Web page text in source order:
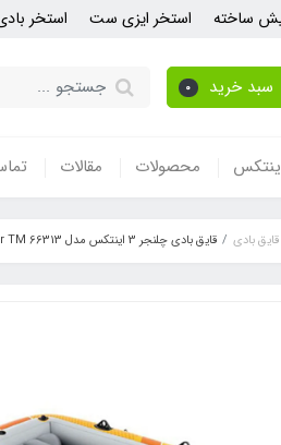
ساخته استخر ایزی ست استخر
سبد خرید 0
محصولات مقالات
قایق بادی قایق بادی چلنجر 3 اینتکس مدل challenger TM 66313